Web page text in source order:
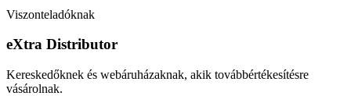
Viszonteladóknak
eXtra Distributor
Kereskedőknek és webáruházaknak, akik továbbértékesítésre
vásárolnak.